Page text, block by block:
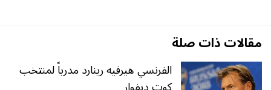
مقالات ذات صلة
الفرنسي هيرفيه رينارد مدرباً لمنتخب